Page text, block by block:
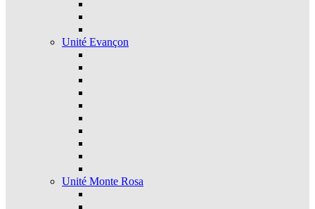
Unité Evançon
Unité Monte Rosa